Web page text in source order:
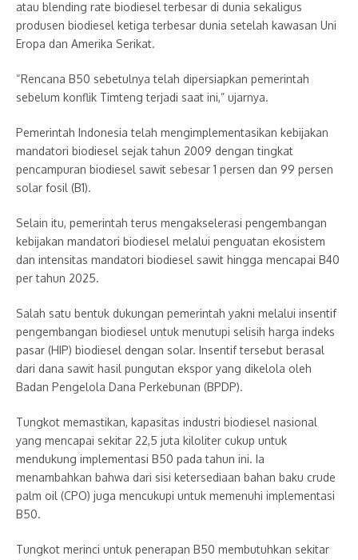
atau blending rate biodiesel terbesar di dunia sekaligus
produsen biodiesel ketiga terbesar dunia setelah kawasan Uni
Eropa dan Amerika Serikat.
“Rencana B50 sebetulnya telah dipersiapkan pemerintah
sebelum konflik Timteng terjadi saat ini,” ujarnya.
Pemerintah Indonesia telah mengimplementasikan kebijakan
mandatori biodiesel sejak tahun 2009 dengan tingkat
pencampuran biodiesel sawit sebesar 1 persen dan 99 persen
solar fosil (B1).
Selain itu, pemerintah terus mengakselerasi pengembangan
kebijakan mandatori biodiesel melalui penguatan ekosistem
dan intensitas mandatori biodiesel sawit hingga mencapai B40
per tahun 2025.
Salah satu bentuk dukungan pemerintah yakni melalui insentif
pengembangan biodiesel untuk menutupi selisih harga indeks
pasar (HIP) biodiesel dengan solar. Insentif tersebut berasal
dari dana sawit hasil pungutan ekspor yang dikelola oleh
Badan Pengelola Dana Perkebunan (BPDP).
Tungkot memastikan, kapasitas industri biodiesel nasional
yang mencapai sekitar 22,5 juta kiloliter cukup untuk
mendukung implementasi B50 pada tahun ini. Ia
menambahkan bahwa dari sisi ketersediaan bahan baku crude
palm oil (CPO) juga mencukupi untuk memenuhi implementasi
B50.
Tungkot merinci untuk penerapan B50 membutuhkan sekitar